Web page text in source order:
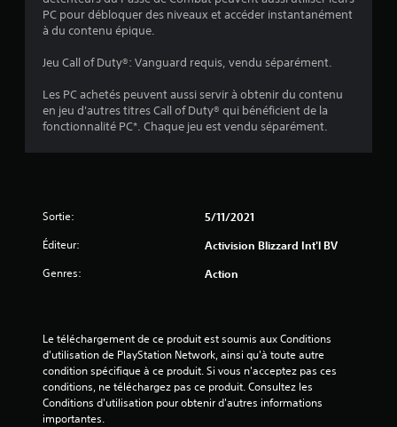
é
t
o
i
s
r
5
PC pour débloquer des niveaux et accéder instantanément
à du contenu épique.
Jeu Call of Duty®: Vanguard requis, vendu séparément.
Les PC achetés peuvent aussi servir à obtenir du contenu
en jeu d'autres titres Call of Duty® qui bénéficient de la
fonctionnalité PC*. Chaque jeu est vendu séparément.
Sortie: 5/11/2021
Éditeur: Activision Blizzard Int'l BV
Genres: Action
Le téléchargement de ce produit est soumis aux Conditions
d'utilisation de PlayStation Network, ainsi qu'à toute autre
condition spécifique à ce produit. Si vous n'acceptez pas ces
conditions, ne téléchargez pas ce produit. Consultez les
Conditions d'utilisation pour obtenir d'autres informations
importantes.